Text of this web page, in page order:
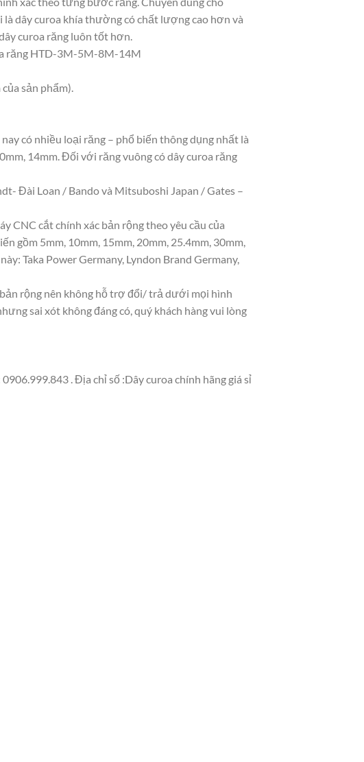
là dây curoa khía thường có chất lượng cao hơn và
curoa răng luôn tốt hơn.
răng HTD-3M-5M-8M-14M
sản phẩm).
có nhiều loại răng – phổ biến thông dụng nhất là
14mm. Đối với răng vuông có dây curoa răng
Đài Loan / Bando và Mitsuboshi Japan / Gates –
CNC cắt chính xác bản rộng theo yêu cầu của
gồm 5mm, 10mm, 15mm, 20mm, 25.4mm, 30mm,
Taka Power Germany, Lyndon Brand Germany,
rộng nên không hỗ trợ đổi/ trả dưới mọi hình
sai xót không đáng có, quý khách hàng vui lòng
. Địa chỉ số :Dây curoa chính hãng giá sỉ